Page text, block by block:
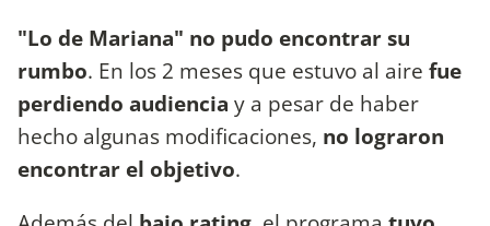
"Lo de Mariana" no pudo encontrar su
rumbo. En los 2 meses que estuvo al aire fue
perdiendo audiencia y a pesar de haber
hecho algunas modificaciones, no lograron
encontrar el objetivo.